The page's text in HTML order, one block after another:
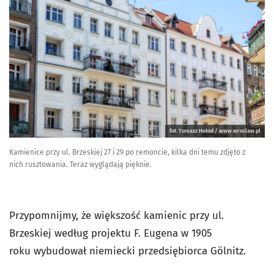
fot. Tomasz Hołod / www.wroclaw.pl
Kamienice przy ul. Brzeskiej 27 i 29 po remoncie, kilka dni temu zdjęto z
nich rusztowania. Teraz wyglądają pięknie.
Przypomnijmy, że większość kamienic przy ul.
Brzeskiej według projektu F. Eugena w 1905
roku wybudował niemiecki przedsiębiorca Gölnitz.